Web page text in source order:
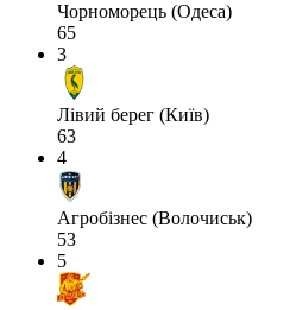
Чорноморець (Одеса)
65
3
Лівий берег (Київ)
63
4
Агробізнес (Волочиськ)
53
5